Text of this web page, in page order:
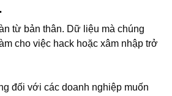
từ bản thân. Dữ liệu mà chúng
cho việc hack hoặc xâm nhập trở
đối với các doanh nghiệp muốn